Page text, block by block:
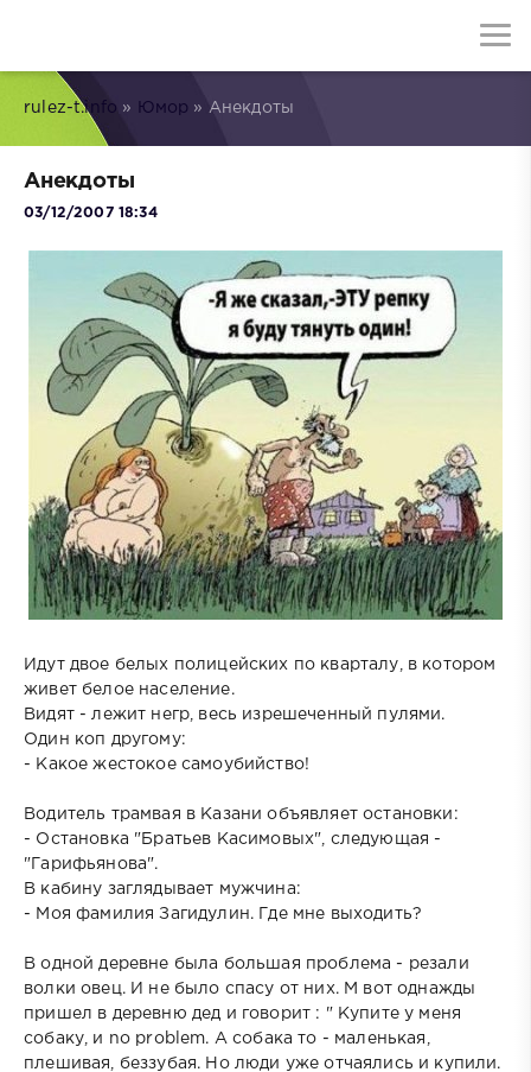
rulez-t.info » Юмор » Анекдоты
Анекдоты
03/12/2007 18:34
Идут двое белых полицейских по кварталу, в котором
живет белое население.
Видят - лежит негр, весь изрешеченный пулями.
Один коп другому:
- Какое жестокое самоубийство!
Водитель трамвая в Казани объявляет остановки:
- Остановка "Братьев Касимовых", следующая -
"Гарифьянова".
В кабину заглядывает мужчина:
- Моя фамилия Загидулин. Где мне выходить?
В одной деревне была большая проблема - резали
волки овец. И не было спасу от них. М вот однажды
пришел в деревню дед и говорит : " Купите у меня
собаку, и no problem. А собака то - маленькая,
плешивая, беззубая. Но люди уже отчаялись и купили.